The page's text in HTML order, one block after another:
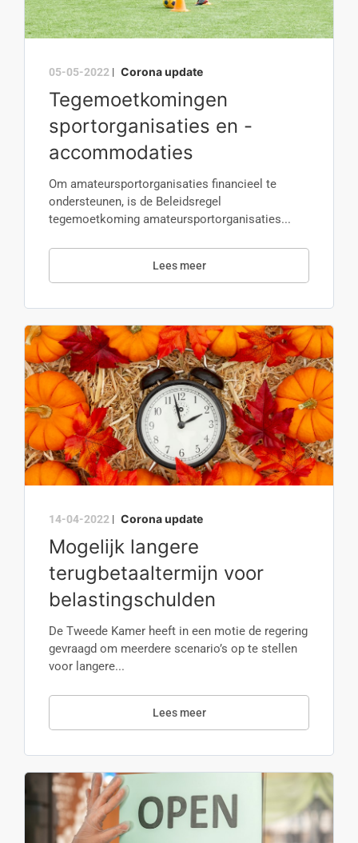
05-05-2022 | Corona update
Tegemoetkomingen
sportorganisaties en -
accommodaties
Om amateursportorganisaties financieel te
ondersteunen, is de Beleidsregel
tegemoetkoming amateursportorganisaties...
Lees meer
14-04-2022 | Corona update
Mogelijk langere
terugbetaaltermijn voor
belastingschulden
De Tweede Kamer heeft in een motie de regering
gevraagd om meerdere scenario’s op te stellen
voor langere...
Lees meer